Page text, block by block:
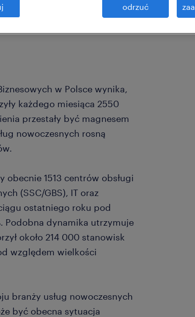
w Polsce wynika,
każdego miesiąca 2550
przestały być magnesem
nowoczesnych rosną
obecnie 1513 centrów obsługi
(SSC/GBS), IT oraz
ostatniego roku pod
Podobna dynamika utrzymuje
około 214 000 stanowisk
względem wielkości
branży usług nowoczesnych
być obecna sytuacja
odrzuć